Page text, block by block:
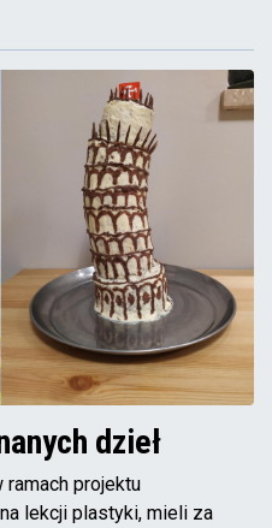
dzieł
projektu
lekcji plastyki, mieli za